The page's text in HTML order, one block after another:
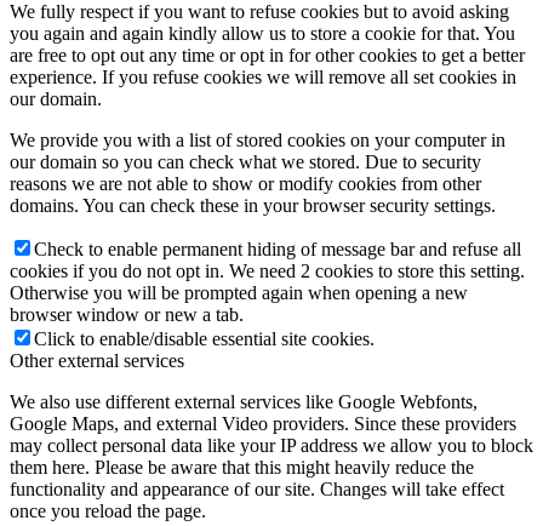
We fully respect if you want to refuse cookies but to avoid asking
you again and again kindly allow us to store a cookie for that. You
are free to opt out any time or opt in for other cookies to get a better
experience. If you refuse cookies we will remove all set cookies in
our domain.
We provide you with a list of stored cookies on your computer in
our domain so you can check what we stored. Due to security
reasons we are not able to show or modify cookies from other
domains. You can check these in your browser security settings.
Check to enable permanent hiding of message bar and refuse all
cookies if you do not opt in. We need 2 cookies to store this setting.
Otherwise you will be prompted again when opening a new
browser window or new a tab.
Click to enable/disable essential site cookies.
Other external services
We also use different external services like Google Webfonts,
Google Maps, and external Video providers. Since these providers
may collect personal data like your IP address we allow you to block
them here. Please be aware that this might heavily reduce the
functionality and appearance of our site. Changes will take effect
once you reload the page.